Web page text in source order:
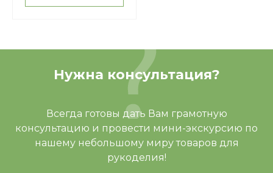
Нужна консультация?
Всегда готовы дать Вам грамотную
консультацию и провести мини-экскурсию по
нашему небольшому миру товаров для
рукоделия!